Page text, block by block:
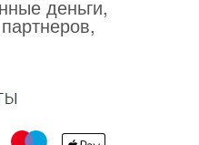
деньги,